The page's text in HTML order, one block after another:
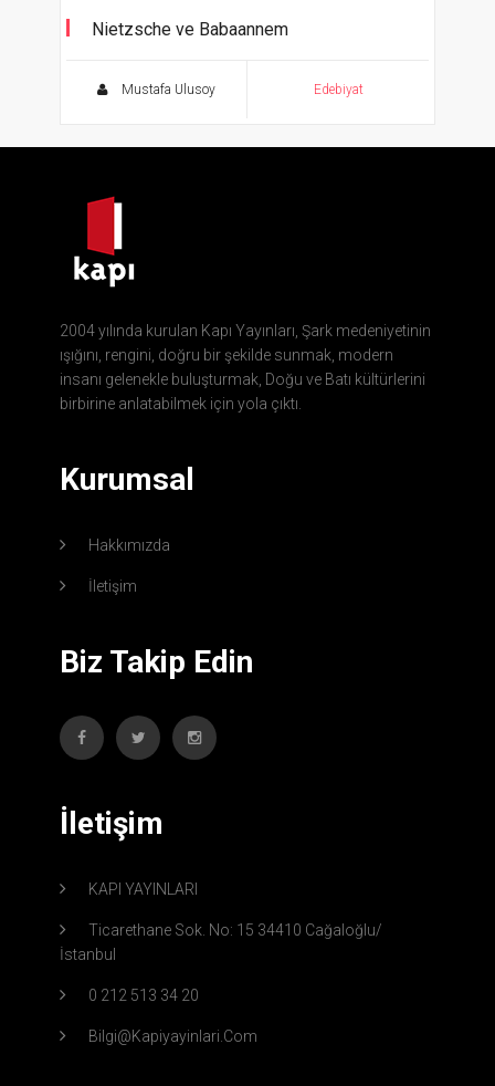
Nietzsche ve Babaannem
Mustafa Ulusoy Edebiyat
2004 yılında kurulan Kapı Yayınları, Şark medeniyetinin
ışığını, rengini, doğru bir şekilde sunmak, modern
insanı gelenekle buluşturmak, Doğu ve Batı kültürlerini
birbirine anlatabilmek için yola çıktı.
Kurumsal
Hakkımızda
İletişim
Biz Takip Edin
İletişim
KAPI YAYINLARI
Ticarethane Sok. No: 15 34410 Cağaloğlu/
İstanbul
0 212 513 34 20
Bilgi@kapiyayinlari.com